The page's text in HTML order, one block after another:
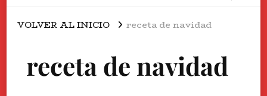
VOLVER AL INICIO receta de navidad
receta de navidad